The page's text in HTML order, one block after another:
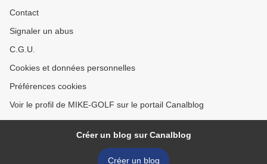
Contact
Signaler un abus
C.G.U.
Cookies et données personnelles
Préférences cookies
Voir le profil de MIKE-GOLF sur le portail Canalblog
Créer un blog sur Canalblog
Créer un blog